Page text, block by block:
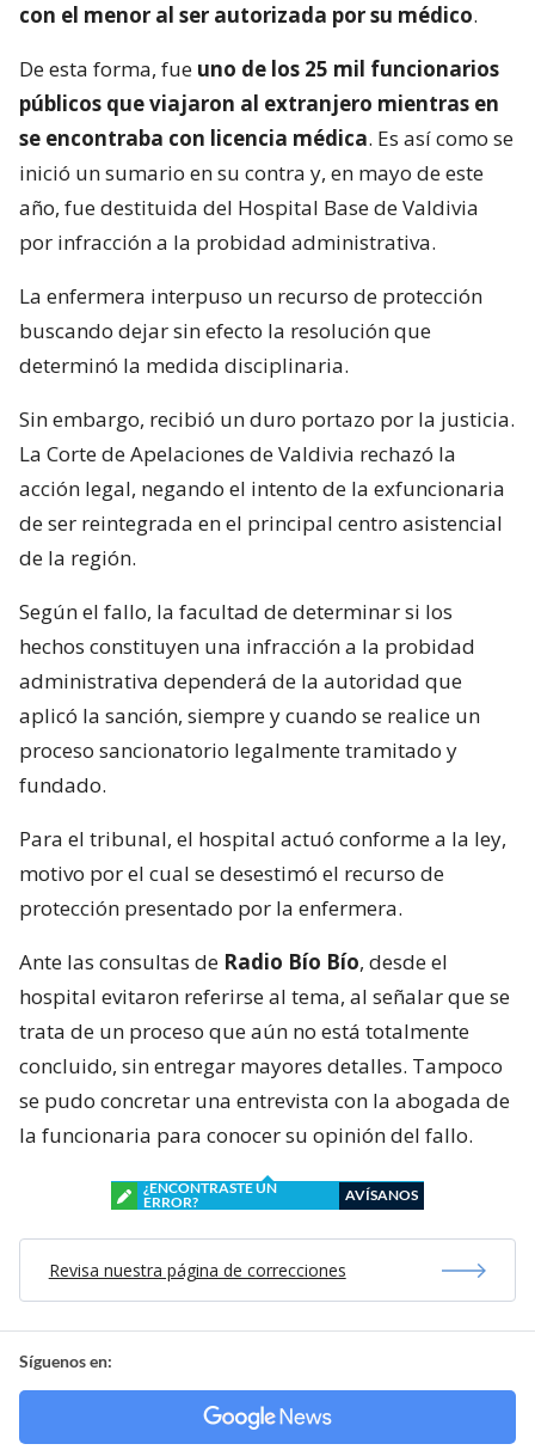
con el menor al ser autorizada por su médico.
De esta forma, fue uno de los 25 mil funcionarios
públicos que viajaron al extranjero mientras en
se encontraba con licencia médica. Es así como se
inició un sumario en su contra y, en mayo de este
año, fue destituida del Hospital Base de Valdivia
por infracción a la probidad administrativa.
La enfermera interpuso un recurso de protección
buscando dejar sin efecto la resolución que
determinó la medida disciplinaria.
Sin embargo, recibió un duro portazo por la justicia.
La Corte de Apelaciones de Valdivia rechazó la
acción legal, negando el intento de la exfuncionaria
de ser reintegrada en el principal centro asistencial
de la región.
Según el fallo, la facultad de determinar si los
hechos constituyen una infracción a la probidad
administrativa dependerá de la autoridad que
aplicó la sanción, siempre y cuando se realice un
proceso sancionatorio legalmente tramitado y
fundado.
Para el tribunal, el hospital actuó conforme a la ley,
motivo por el cual se desestimó el recurso de
protección presentado por la enfermera.
Ante las consultas de Radio Bío Bío, desde el
hospital evitaron referirse al tema, al señalar que se
trata de un proceso que aún no está totalmente
concluido, sin entregar mayores detalles. Tampoco
se pudo concretar una entrevista con la abogada de
la funcionaria para conocer su opinión del fallo.
¿ENCONTRASTE UN
ERROR?
AVÍSANOS
Revisa nuestra página de correcciones
Síguenos en: